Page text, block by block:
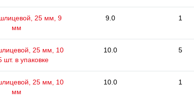
25 мм, 9
мм
9.0 1
25 мм, 10
шт. в упаковке
10.0 5
25 мм, 10
мм
10.0 1